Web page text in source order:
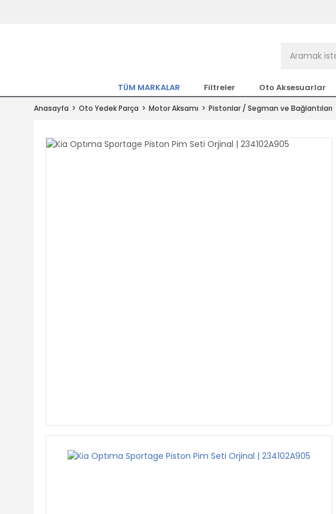
Tıkla Al, Mutlu Kal!
TÜM MARKALAR Filtreler Oto Aksesuarlar
Anasayfa Oto Yedek Parça Motor Aksamı Pistonlar / Segman ve Bağlantıları